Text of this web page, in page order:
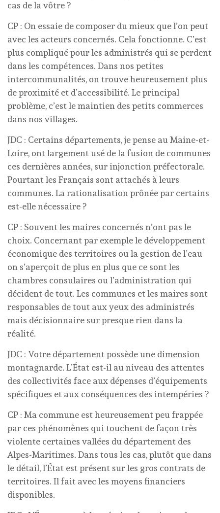
cas de la vôtre ?
CP : On essaie de composer du mieux que l’on peut
avec les acteurs concernés. Cela fonctionne. C’est
plus compliqué pour les administrés qui se perdent
dans les compétences. Dans nos petites
intercommunalités, on trouve heureusement plus
de proximité et d’accessibilité. Le principal
problème, c’est le maintien des petits commerces
dans nos villages.
JDC : Certains départements, je pense au Maine-et-
Loire, ont largement usé de la fusion de communes
ces dernières années, sur injonction préfectorale.
Pourtant les Français sont attachés à leurs
communes. La rationalisation prônée par certains
est-elle nécessaire ?
CP : Souvent les maires concernés n’ont pas le
choix. Concernant par exemple le développement
économique des territoires ou la gestion de l’eau
on s’aperçoit de plus en plus que ce sont les
chambres consulaires ou l’administration qui
décident de tout. Les communes et les maires sont
responsables de tout aux yeux des administrés
mais décisionnaire sur presque rien dans la
réalité.
JDC : Votre département possède une dimension
montagnarde. L’État est-il au niveau des attentes
des collectivités face aux dépenses d’équipements
spécifiques et aux conséquences des intempéries ?
CP : Ma commune est heureusement peu frappée
par ces phénomènes qui touchent de façon très
violente certaines vallées du département des
Alpes-Maritimes. Dans tous les cas, plutôt que dans
le détail, l’État est présent sur les gros contrats de
territoires. Il fait avec les moyens financiers
disponibles.